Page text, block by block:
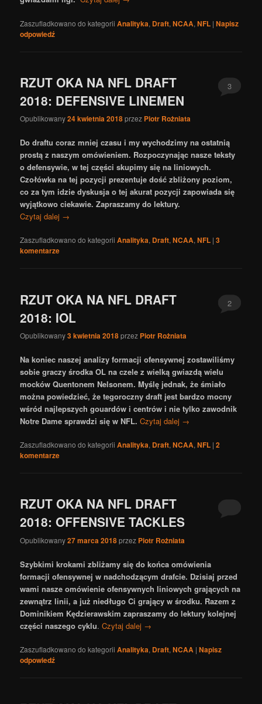
Zaszufladkowano do kategorii Analityka, Draft,NCAA,NFL |Napisz
odpowiedź
RZUT OKA NA NFL DRAFT
2018: DEFENSIVE LINEMEN
Opublikowany24 kwietnia 2018przez Piotr Rożniata
3
Do draftu coraz mniej czasu i my wychodzimy na ostatnią
prostą z naszym omówieniem. Rozpoczynając nasze teksty
o defensywie, w tej części skupimy się na liniowych.
Czołówka na tej pozycji prezentuje dość zbliżony poziom,
co za tym idzie dyskusja o tej akurat pozycji zapowiada się
wyjątkowo ciekawie. Zapraszamy do lektury.
Czytaj dalej →
Zaszufladkowano do kategorii Analityka, Draft,NCAA,NFL |3
komentarze
RZUT OKA NA NFL DRAFT
2018: IOL
Opublikowany3 kwietnia 2018przez Piotr Rożniata
2
Na koniec naszej analizy formacji ofensywnej zostawiliśmy
sobie graczy środka OL na czele z wielką gwiazdą wielu
mocków Quentonem Nelsonem. Myślę jednak, że śmiało
można powiedzieć, że tegoroczny draft jest bardzo mocny
wśród najlepszych gouardów i centrów i nie tylko zawodnik
Notre Dame sprawdzi się w NFL. Czytaj dalej →
Zaszufladkowano do kategorii Analityka, Draft,NCAA,NFL |2
komentarze
RZUT OKA NA NFL DRAFT
2018: OFFENSIVE TACKLES
Opublikowany27 marca 2018przez Piotr Rożniata
Szybkimi krokami zbliżamy się do końca omówienia
formacji ofensywnej w nadchodzącym drafcie. Dzisiaj przed
wami nasze omówienie ofensywnych liniowych grających na
zewnątrz linii, a już niedługo Ci grający w środku. Razem z
Dominikiem Kędzierawskim zapraszamy do lektury kolejnej
części naszego cyklu.Czytaj dalej →
Zaszufladkowano do kategorii Analityka, Draft,NCAA |Napisz
odpowiedź